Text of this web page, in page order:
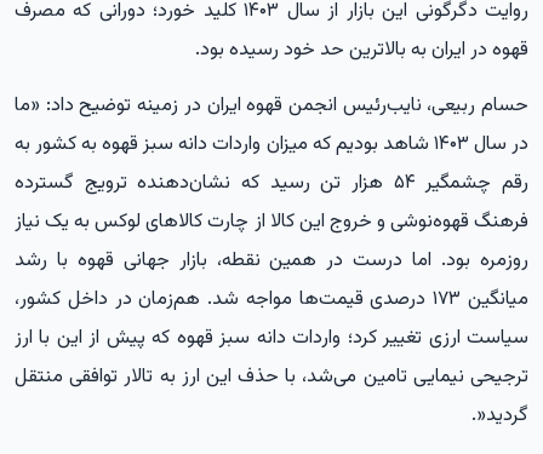
روایت دگرگونی این بازار از سال ۱۴۰۳ کلید خورد؛ دورانی که مصرف
قهوه در ایران به بالاترین حد خود رسیده بود.
حسام ربیعی، نایب‌رئیس انجمن قهوه ایران در زمینه توضیح داد: «ما
در سال ۱۴۰۳ شاهد بودیم که میزان واردات دانه سبز قهوه به کشور به
رقم چشمگیر ۵۴ هزار تن رسید که نشان‌دهنده ترویج گسترده
فرهنگ قهوه‌نوشی و خروج این کالا از چارت کالاهای لوکس به یک نیاز
روزمره بود. اما درست در همین نقطه، بازار جهانی قهوه با رشد
میانگین ۱۷۳ درصدی قیمت‌ها مواجه شد. هم‌زمان در داخل کشور،
سیاست ارزی تغییر کرد؛ واردات دانه سبز قهوه که پیش از این با ارز
ترجیحی نیمایی تامین می‌شد، با حذف این ارز به تالار توافقی منتقل
گردید.»